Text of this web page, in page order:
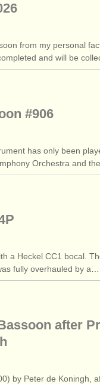
from my personal
and will be
#906
has only been
Orchestra and
a Heckel CC1 bocal.
fully overhauled by a…
after
by Peter de Koningh,